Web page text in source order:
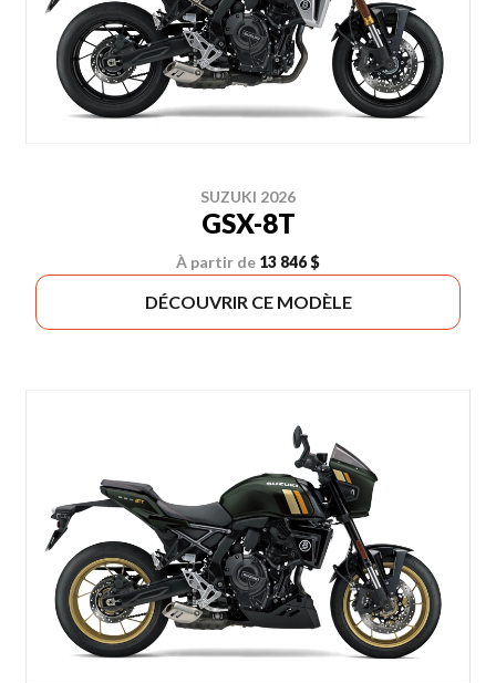
SUZUKI 2026
GSX-8T
À partir de 13 846 $
DÉCOUVRIR CE MODÈLE